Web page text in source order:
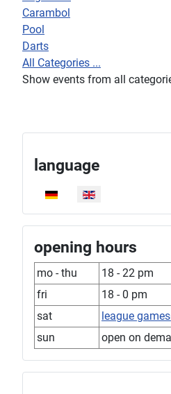
Carambol
Pool
Darts
All Categories ...
Show events from all
Select your language
language
opening hours
mo - thu
18 - 22 pm
fri
18 - 0 pm
sat
league
sun
open on